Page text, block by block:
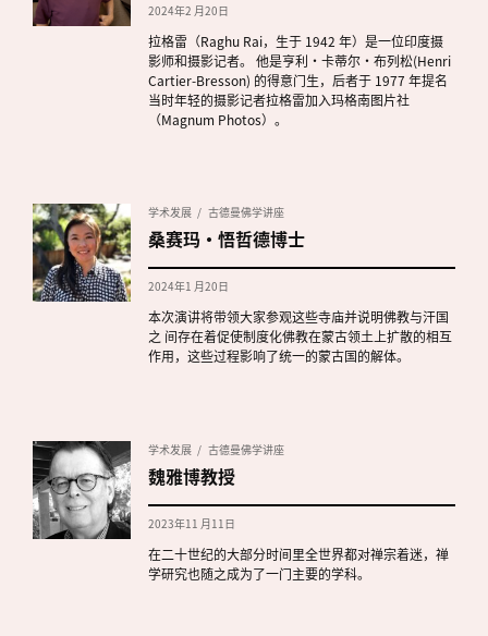
2024年2 月20日
拉格雷（Raghu Rai，生于 1942 年）是一位印度摄
影师和摄影记者。 他是亨利·卡蒂尔·布列松(Henri
Cartier-Bresson) 的得意门生，后者于 1977 年提名
当时年轻的摄影记者拉格雷加入玛格南图片社
（Magnum Photos）。
学术发展 古德曼佛学讲座
桑赛玛·悟哲德博士
2024年1 月20日
本次演讲将带领大家参观这些寺庙并说明佛教与汗国
之 间存在着促使制度化佛教在蒙古领土上扩散的相互
作用，这些过程影响了统一的蒙古国的解体。
学术发展 古德曼佛学讲座
魏雅博教授
2023年11 月11日
在二十世纪的大部分时间里全世界都对禅宗着迷，禅
学研究也随之成为了一门主要的学科。